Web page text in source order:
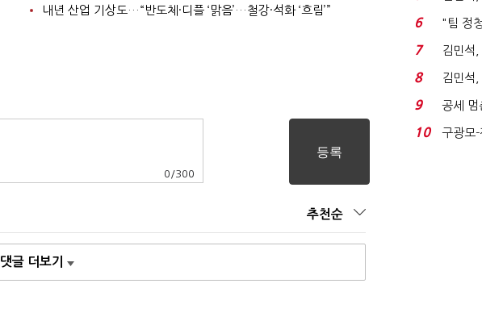
내년 산업 기상도…“반도체·디플 ‘맑음’…철강·석화 ‘흐림’”
0 /300
추천순
댓글 더보기
'1위 탈
6
"팀 정
주 최
7
김민
청래와
8
김민석
위'(1보
9
공세
가 수습
10
구광모